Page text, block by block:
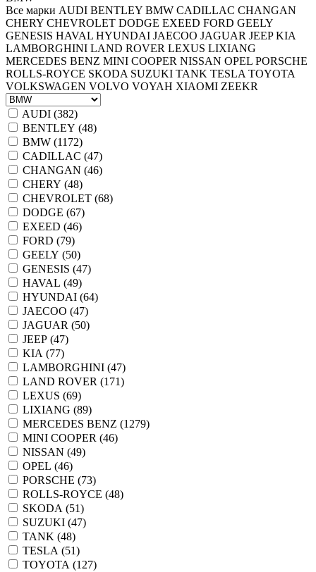
Все марки AUDI BENTLEY BMW CADILLAC CHANGAN
CHERY CHEVROLET DODGE EXEED FORD GEELY
GENESIS HAVAL HYUNDAI JAECOO JAGUAR JEEP KIA
LAMBORGHINI LAND ROVER LEXUS LIXIANG
MERCEDES BENZ MINI COOPER NISSAN OPEL PORSCHE
ROLLS-ROYCE SKODA SUZUKI TANK TESLA TOYOTA
VOLKSWAGEN VOLVO VOYAH XIAOMI ZEEKR
AUDI (382)
BENTLEY (48)
BMW (1172)
CADILLAC (47)
CHANGAN (46)
CHERY (48)
CHEVROLET (68)
DODGE (67)
EXEED (46)
FORD (79)
GEELY (50)
GENESIS (47)
HAVAL (49)
HYUNDAI (64)
JAECOO (47)
JAGUAR (50)
JEEP (47)
KIA (77)
LAMBORGHINI (47)
LAND ROVER (171)
LEXUS (69)
LIXIANG (89)
MERCEDES BENZ (1279)
MINI COOPER (46)
NISSAN (49)
OPEL (46)
PORSCHE (73)
ROLLS-ROYCE (48)
SKODA (51)
SUZUKI (47)
TANK (48)
TESLA (51)
TOYOTA (127)